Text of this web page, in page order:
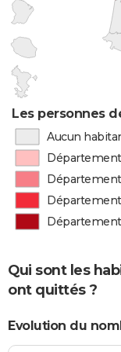
Les personnes
Aucun
Qui sont les
ont quittés ?
Evolution du